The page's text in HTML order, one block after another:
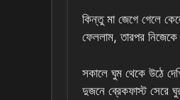
কিন্তু মা জেগে গেলে
ফেললাম, তারপর
সকালে ঘুম থেকে উঠে
দুজনে ব্রেকফাস্ট সেরে